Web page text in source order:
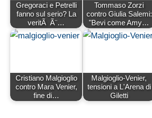
Gregoraci e Petrelli
fanno sul serio? La
veritÃ Ã¨…
Tommaso Zorzi
contro Giulia Salemi:
"Bevi come Amy…
Cristiano Malgioglio
contro Mara Venier,
fine di…
Malgioglio-Venier,
tensioni a L'Arena di
Giletti